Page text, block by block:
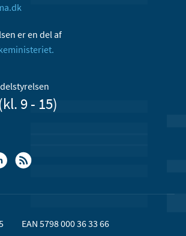
er en del af
9 - 15)
EAN 5798 000 36 33 66